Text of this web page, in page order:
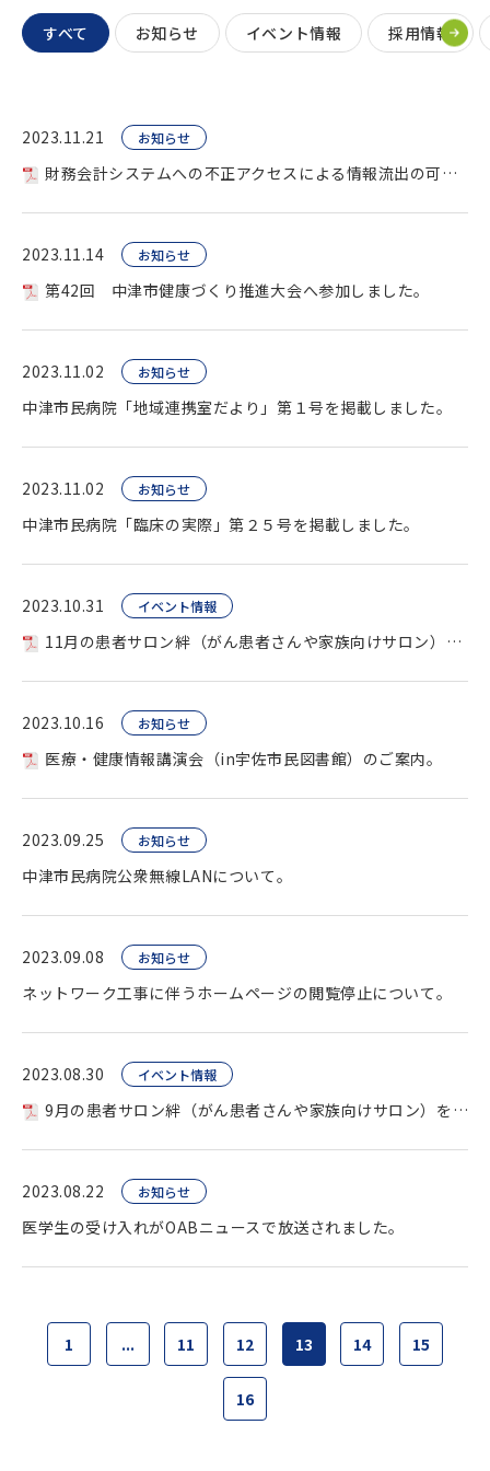
すべて お知らせ イベント情報 採用情報
2023.11.21 お知らせ
財務会計システムへの不正アクセスによる情報流出の可能性について。
2023.11.14 お知らせ
第42回 中津市健康づくり推進大会へ参加しました。
2023.11.02 お知らせ
中津市民病院「地域連携室だより」第１号を掲載しました。
2023.11.02 お知らせ
中津市民病院「臨床の実際」第２５号を掲載しました。
2023.10.31 イベント情報
11月の患者サロン絆（がん患者さんや家族向けサロン）を開催します。
2023.10.16 お知らせ
医療・健康情報講演会（in宇佐市民図書館）のご案内。
2023.09.25 お知らせ
中津市民病院公衆無線LANについて。
2023.09.08 お知らせ
ネットワーク工事に伴うホームページの閲覧停止について。
2023.08.30 イベント情報
9月の患者サロン絆（がん患者さんや家族向けサロン）を開催します。
2023.08.22 お知らせ
医学生の受け入れがOABニュースで放送されました。
1 ... 11 12 13 14 15
16